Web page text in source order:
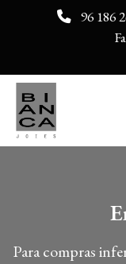
96 186
Para compras